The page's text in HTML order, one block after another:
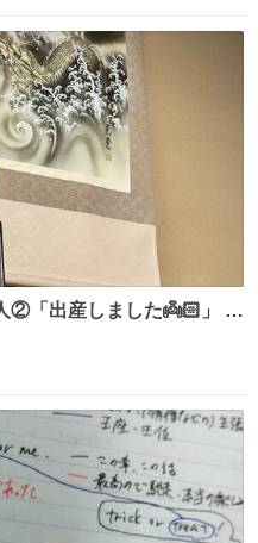
②「出産しました👼🏻」 友
私「ｺｽﾄｺのﾃﾞｨﾝ・ｼﾞｬﾘﾝ